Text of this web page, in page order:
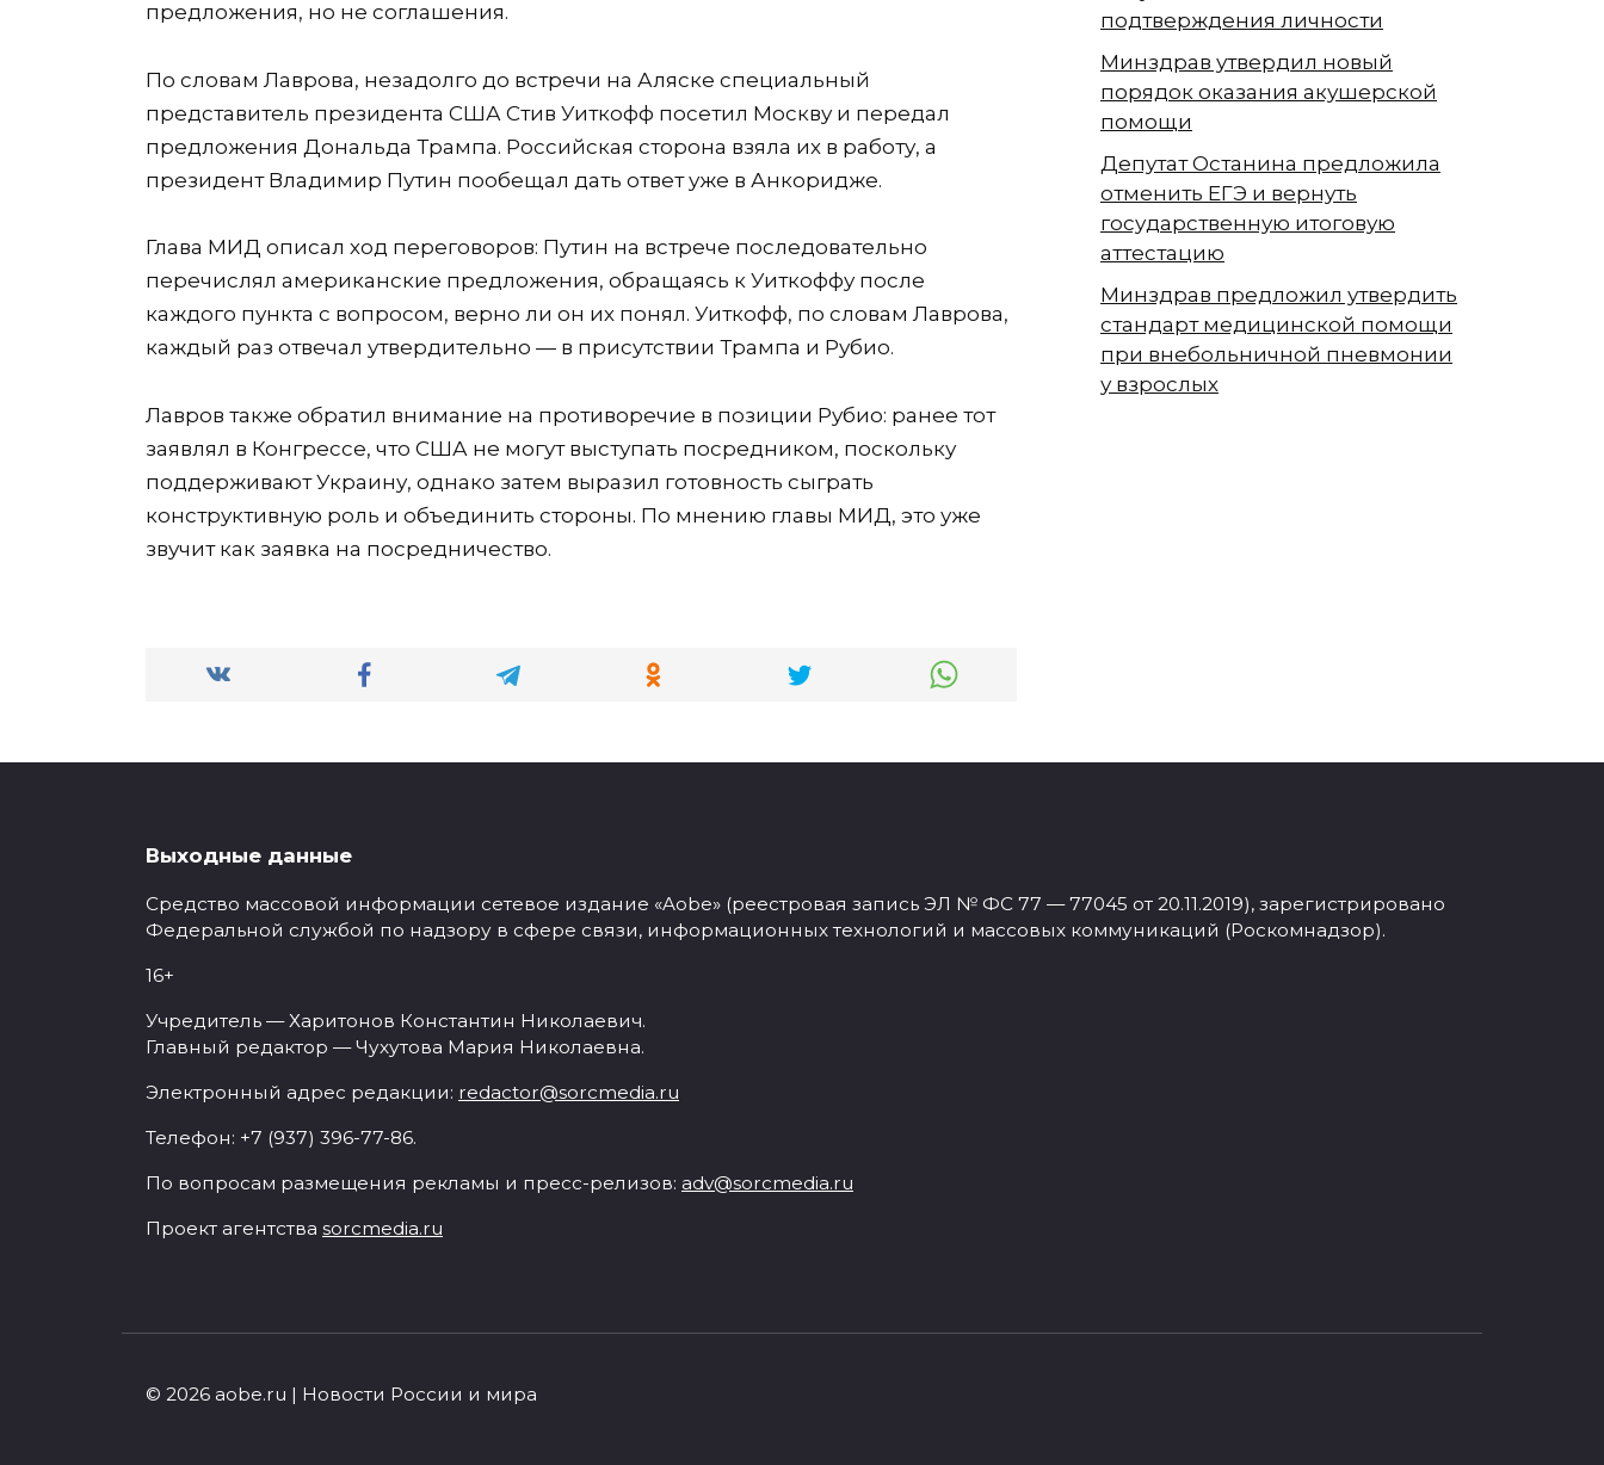
предложения, но не соглашения.
По словам Лаврова, незадолго до встречи на Аляске специальный
представитель президента США Стив Уиткофф посетил Москву и передал
предложения Дональда Трампа. Российская сторона взяла их в работу, а
президент Владимир Путин пообещал дать ответ уже в Анкоридже.
Глава МИД описал ход переговоров: Путин на встрече последовательно
перечислял американские предложения, обращаясь к Уиткоффу после
каждого пункта с вопросом, верно ли он их понял. Уиткофф, по словам Лаврова,
каждый раз отвечал утвердительно — в присутствии Трампа и Рубио.
Лавров также обратил внимание на противоречие в позиции Рубио: ранее тот
заявлял в Конгрессе, что США не могут выступать посредником, поскольку
поддерживают Украину, однако затем выразил готовность сыграть
конструктивную роль и объединить стороны. По мнению главы МИД, это уже
звучит как заявка на посредничество.
подтверждения личности
Минздрав утвердил новый
порядок оказания акушерской
помощи
Депутат Останина предложила
отменить ЕГЭ и вернуть
государственную итоговую
аттестацию
Минздрав предложил утвердить
стандарт медицинской помощи
при внебольничной пневмонии
у взрослых
Выходные данные
Средство массовой информации сетевое издание «Aobe» (реестровая запись ЭЛ № ФС 77 — 77045 от 20.11.2019), зарегистрировано
Федеральной службой по надзору в сфере связи, информационных технологий и массовых коммуникаций (Роскомнадзор).
16+
Учредитель — Харитонов Константин Николаевич.
Главный редактор — Чухутова Мария Николаевна.
Электронный адрес редакции: redactor@sorcmedia.ru
Телефон: +7 (937) 396-77-86.
По вопросам размещения рекламы и пресс-релизов: adv@sorcmedia.ru
Проект агентства sorcmedia.ru
© 2026 aobe.ru | Новости России и мира